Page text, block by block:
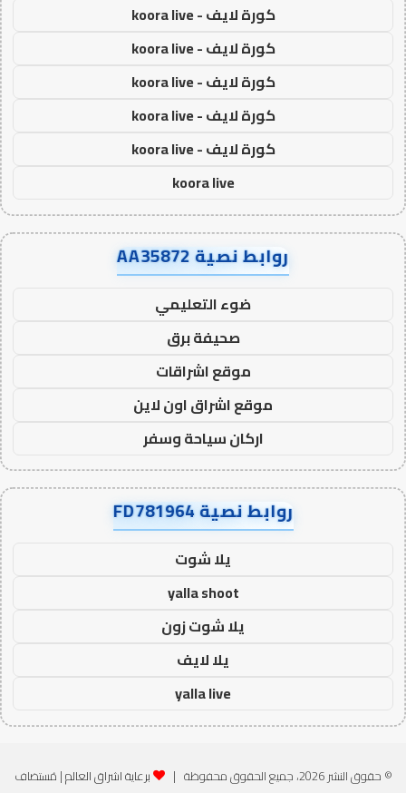
كورة لايف - koora live
كورة لايف - koora live
كورة لايف - koora live
كورة لايف - koora live
كورة لايف - koora live
koora live
روابط نصية AA35872
ضوء التعليمي
صحيفة برق
موقع اشراقات
موقع اشراق اون لاين
اركان سياحة وسفر
روابط نصية FD781964
يلا شوت
yalla shoot
يلا شوت زون
يلا لايف
yalla live
© حقوق النشر 2026، جميع الحقوق محفوظة | برعاية اشراق العالم| مُستضاف